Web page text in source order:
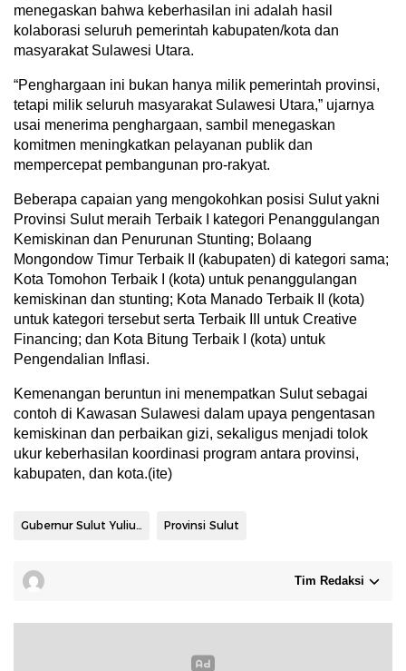
menegaskan bahwa keberhasilan ini adalah hasil
kolaborasi seluruh pemerintah kabupaten/kota dan
masyarakat Sulawesi Utara.
“Penghargaan ini bukan hanya milik pemerintah provinsi,
tetapi milik seluruh masyarakat Sulawesi Utara,” ujarnya
usai menerima penghargaan, sambil menegaskan
komitmen meningkatkan pelayanan publik dan
mempercepat pembangunan pro‑rakyat.
Beberapa capaian yang mengokohkan posisi Sulut yakni
Provinsi Sulut meraih Terbaik I kategori Penanggulangan
Kemiskinan dan Penurunan Stunting; Bolaang
Mongondow Timur Terbaik II (kabupaten) di kategori sama;
Kota Tomohon Terbaik I (kota) untuk penanggulangan
kemiskinan dan stunting; Kota Manado Terbaik II (kota)
untuk kategori tersebut serta Terbaik III untuk Creative
Financing; dan Kota Bitung Terbaik I (kota) untuk
Pengendalian Inflasi.
Kemenangan beruntun ini menempatkan Sulut sebagai
contoh di Kawasan Sulawesi dalam upaya pengentasan
kemiskinan dan perbaikan gizi, sekaligus menjadi tolok
ukur keberhasilan koordinasi program antara provinsi,
kabupaten, dan kota.(ite)
Gubernur Sulut Yulius Selvanus Provinsi Sulut
Tim Redaksi